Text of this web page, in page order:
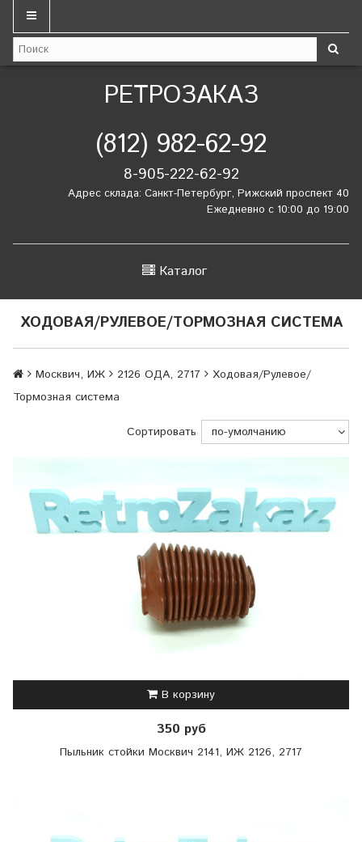
РЕТРОЗАКАЗ
(812) 982-62-92
8-905-222-62-92
Адрес склада: Санкт-Петербург, Рижский проспект 40
Ежедневно с 10:00 до 19:00
Каталог
ХОДОВАЯ/РУЛЕВОЕ/ТОРМОЗНАЯ СИСТЕМА
Москвич, ИЖ 2126 ОДА, 2717
Ходовая/Рулевое/
Тормозная система
Сортировать
В корзину
350 руб
Пыльник стойки Москвич 2141, ИЖ 2126, 2717